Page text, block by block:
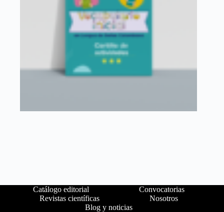
Catálogo editorial
Convocatorias
Revistas científicas
Nosotros
Blog y noticias